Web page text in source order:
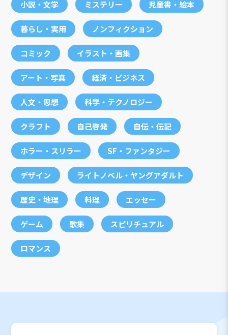
小説・文学 ミステリー 児童書・絵本
暮らし・実用 ノンフィクション
コミック イラスト・画集
アート・写真 経済・ビジネス
人文・思想 科学・テクノロジー
クラフト 自己啓発 自伝・伝記
ホラー・スリラー SF・ファンタジー
デザイン ライトノベル・ヤングアダルト
歴史・地理 料理 エッセー
ゲーム 歌集 スピリチュアル
ロマンス